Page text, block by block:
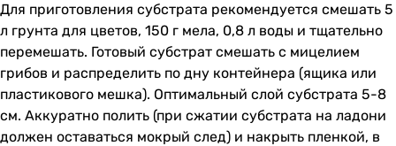
Для приготовления субстрата рекомендуется смешать 5
л грунта для цветов, 150 г мела, 0,8 л воды и тщательно
перемешать. Готовый субстрат смешать с мицелием
грибов и распределить по дну контейнера (ящика или
пластикового мешка). Оптимальный слой субстрата 5-8
см. Аккуратно полить (при сжатии субстрата на ладони
должен оставаться мокрый след) и накрыть пленкой, в